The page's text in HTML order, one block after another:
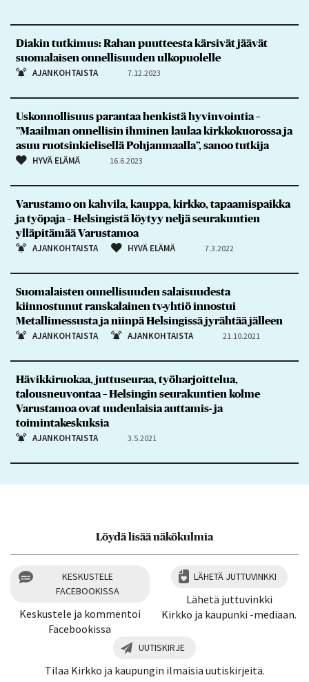
Diakin tutkimus: Rahan puutteesta kärsivät jäävät
suomalaisen onnellisuuden ulkopuolelle
AJANKOHTAISTA 7.12.2023
Uskonnollisuus parantaa henkistä hyvinvointia –
”Maailman onnellisin ihminen laulaa kirkkokuorossa ja
asuu ruotsinkielisellä Pohjanmaalla”, sanoo tutkija
HYVÄ ELÄMÄ 16.6.2023
Varustamo on kahvila, kauppa, kirkko, tapaamispaikka
ja työpaja – Helsingistä löytyy neljä seurakuntien
ylläpitämää Varustamoa
AJANKOHTAISTA HYVÄ ELÄMÄ 7.3.2022
Suomalaisten onnellisuuden salaisuudesta
kiinnostunut ranskalainen tv-yhtiö innostui
Metallimessusta ja niinpä Helsingissä jyrähtää jälleen
AJANKOHTAISTA AJANKOHTAISTA 21.10.2021
Hävikkiruokaa, juttuseuraa, työharjoittelua,
talousneuvontaa – Helsingin seurakuntien kolme
Varustamoa ovat uudenlaisia auttamis- ja
toimintakeskuksia
AJANKOHTAISTA 3.5.2021
Löydä lisää näkökulmia
KESKUSTELE
FACEBOOKISSA
Keskustele ja kommentoi
Facebookissa
LÄHETÄ JUTTUVINKKI
Lähetä juttuvinkki
Kirkko ja kaupunki -mediaan.
UUTISKIRJE
Tilaa Kirkko ja kaupungin ilmaisia uutiskirjeitä.